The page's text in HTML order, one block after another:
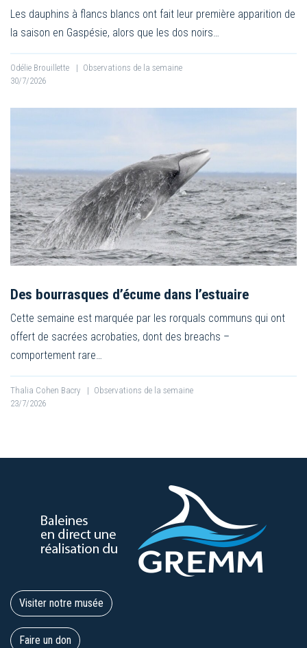
Les dauphins à flancs blancs ont fait leur première apparition de
la saison en Gaspésie, alors que les dos noirs…
Odélie Brouillette | Observations de la semaine
30/7/2026
Des bourrasques d’écume dans l’estuaire
Cette semaine est marquée par les rorquals communs qui ont
offert de sacrées acrobaties, dont des breachs –
comportement rare…
Thalia Cohen Bacry | Observations de la semaine
23/7/2026
Visiter notre musée
Faire un don